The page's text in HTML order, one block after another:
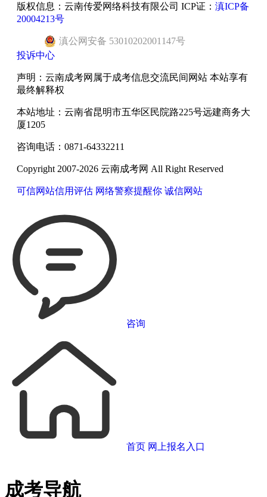
版权信息：云南传爱网络科技有限公司 ICP证： 滇ICP备
20004213号
滇公网安备 53010202001147号
投诉中心
声明：云南成考网属于成考信息交流民间网站 本站享有
最终解释权
本站地址：云南省昆明市五华区民院路225号远建商务大
厦1205
咨询电话：0871-64332211
Copyright 2007-2026 云南成考网 All Right Reserved
可信网站信用评估 网络警察提醒你 诚信网站
咨询
首页 网上报名入口
成考导航